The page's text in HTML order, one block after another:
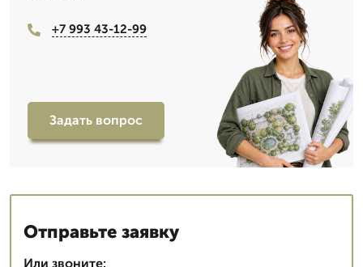
+7 993 43-12-99
Задать вопрос
Отправьте заявку
Или звоните: